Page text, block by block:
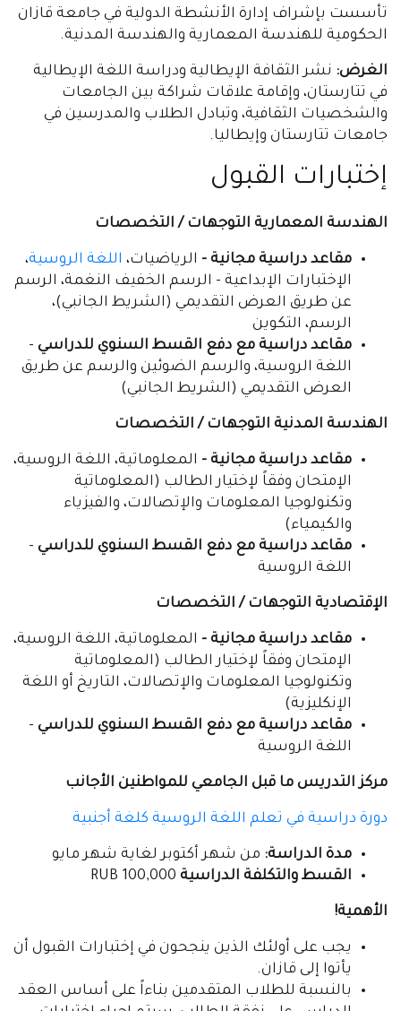
تأسست بإشراف إدارة الأنشطة الدولية في جامعة قازان
الحكومية للهندسة المعمارية والهندسة المدنية.
الغرض: نشر الثقافة الإيطالية ودراسة اللغة الإيطالية
في تتارستان، وإقامة علاقات شراكة بين الجامعات
والشخصيات الثقافية، وتبادل الطلاب والمدرسين في
جامعات تتارستان وإيطاليا.
إختبارات القبول
الهندسة المعمارية التوجهات / التخصصات
مقاعد دراسية مجانية - الرياضيات، اللغة الروسية،
الإختبارات الإبداعية - الرسم الخفيف النغمة، الرسم
عن طريق العرض التقديمي (الشريط الجانبي)،
الرسم، التكوين
مقاعد دراسية مع دفع القسط السنوي للدراسي -
اللغة الروسية، والرسم الضوئين والرسم عن طريق
العرض التقديمي (الشريط الجانبي)
الهندسة المدنية التوجهات / التخصصات
مقاعد دراسية مجانية - المعلوماتية، اللغة الروسية،
الإمتحان وفقاً لإختيار الطالب (المعلوماتية
وتكنولوجيا المعلومات والإتصالات، والفيزياء
والكيمياء)
مقاعد دراسية مع دفع القسط السنوي للدراسي -
اللغة الروسية
الإقتصادية التوجهات / التخصصات
مقاعد دراسية مجانية - المعلوماتية، اللغة الروسية،
الإمتحان وفقاً لإختيار الطالب (المعلوماتية
وتكنولوجيا المعلومات والإتصالات، التاريخ أو اللغة
الإنكليزية)
مقاعد دراسية مع دفع القسط السنوي للدراسي -
اللغة الروسية
مركز التدريس ما قبل الجامعي للمواطنين الأجانب
دورة دراسية في تعلم اللغة الروسية كلغة أجنبية
مدة الدراسة: من شهر أكتوبر لغاية شهر مايو
القسط والتكلفة الدراسية RUB 100,000
الأهمية!
يجب على أولئك الذين ينجحون في إختبارات القبول أن
يأتوا إلى قازان.
بالنسبة للطلاب المتقدمين بناءاً على أساس العقد